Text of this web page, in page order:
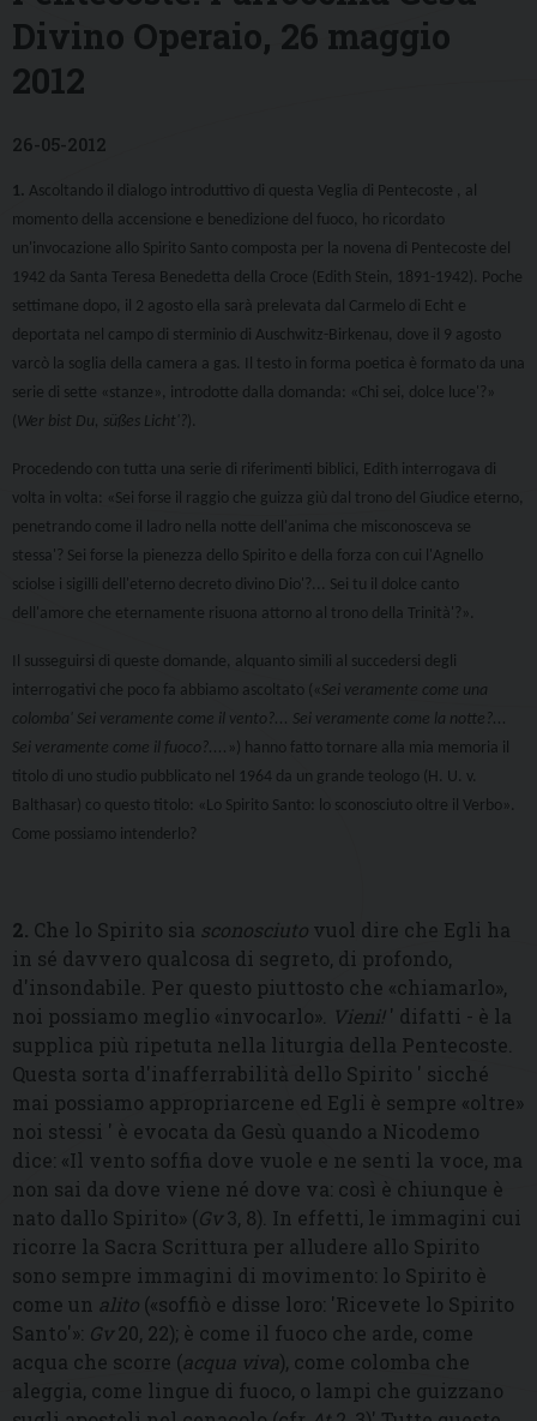
Divino Operaio, 26 maggio
2012
26-05-2012
1. Ascoltando il dialogo introduttivo di questa Veglia di Pentecoste , al
momento della accensione e benedizione del fuoco, ho ricordato
un'invocazione allo Spirito Santo composta per la novena di Pentecoste del
1942 da Santa Teresa Benedetta della Croce (Edith Stein, 1891-1942). Poche
settimane dopo, il 2 agosto ella sarà prelevata dal Carmelo di Echt e
deportata nel campo di sterminio di Auschwitz-Birkenau, dove il 9 agosto
varcò la soglia della camera a gas. Il testo in forma poetica è formato da una
serie di sette « stanze », introdotte dalla domanda: «Chi sei, dolce luce'?»
( Wer bist Du, süßes Licht'?).
Procedendo c on tutta una serie di riferimenti biblici, Edith interrogava di
volta in volta: «Sei forse il raggio che guizza giù dal trono del Giudice eterno,
penetrando come il ladro nella notte dell'anima che misconosceva se
stessa'? Sei forse la pienezza dello Spirito e della forza con cui l'Agnello
sciolse i sigilli dell'eterno decreto divino Dio'?... Sei tu il dolce canto
dell'amore che eternamente risuona attorno al trono della Trinità'?».
Il susseguirsi di queste domande, alquanto simili al succedersi degli
interrogativi che poco fa abbiamo ascoltato (« Sei veramente come una
colomba' Sei veramente come il vento?... Sei veramente come la notte?...
Sei veramente come il fuoco?.... ») hanno fatto tornare alla mia memoria il
titolo di uno studio pubblicato nel 1964 da un grande teologo (H. U. v.
Balthasar) co questo titolo: «Lo Spirito Santo: lo sconosciuto oltre il Verbo».
Come possiamo intenderlo?
2. Che lo Spirito sia sconosciuto vuol dire che Egli ha
in sé davvero qualcosa di segreto, di profondo,
d'insondabile. Per questo piuttosto che «chiamarlo»,
noi possiamo meglio «invocarlo». Vieni!' difatti - è la
supplica più ripetuta nella liturgia della Pentecoste.
Questa sorta d'inafferrabilità dello Spirito ' sicché
mai possiamo appropriarcene ed Egli è sempre «oltre»
noi stessi ' è evocata da Gesù quando a Nicodemo
dice: «Il vento soffia dove vuole e ne senti la voce, ma
non sai da dove viene né dove va: così è chiunque è
nato dallo Spirito» (Gv3, 8). In effetti, le immagini cui
ricorre la Sacra Scrittura per alludere allo Spirito
sono sempre immagini di movimento: lo Spirito è
come un alito («soffiò e disse loro: 'Ricevete lo Spirito
Santo'»: Gv20, 22); è come il fuoco che arde, come
acqua che scorre (acqua viva), come colomba che
aleggia, come lingue di fuoco, o lampi che guizzano